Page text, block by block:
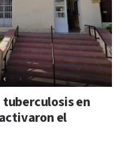
en
el